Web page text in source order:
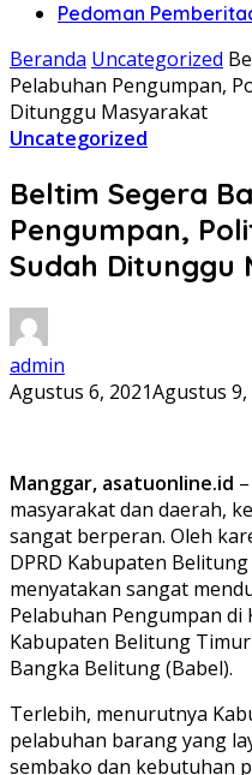
Pedoman
Beranda Uncategorized
Pelabuhan Pengumpan,
Ditunggu Masyarakat
Uncategorized
Beltim Segera
Pengumpan,
Sudah Ditunggu
admin
Agustus 6, 2021Agustus 9,
Manggar, asatuonline.id
masyarakat dan daerah,
sangat berperan. Oleh
DPRD Kabupaten
menyatakan sangat
Pelabuhan Pengumpan di
Kabupaten Belitung
Bangka Belitung (Babel).
Terlebih, menurutnya
pelabuhan barang yang
sembako dan kebutuhan